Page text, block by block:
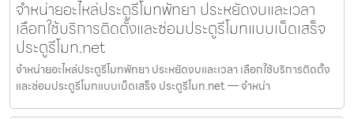
จำหน่ายอะไหล่ประตูรีโมทพัทยา ประหยัดงบและเวลา
เลือกใช้บริการติดตั้งและซ่อมประตูรีโมทแบบเบ็ดเสร็จ
ประตูรีโมท.net
จำหน่ายอะไหล่ประตูรีโมทพัทยา ประหยัดงบและเวลา เลือกใช้บริการติดตั้ง
และซ่อมประตูรีโมทแบบเบ็ดเสร็จ ประตูรีโมท.net — จำหน่า